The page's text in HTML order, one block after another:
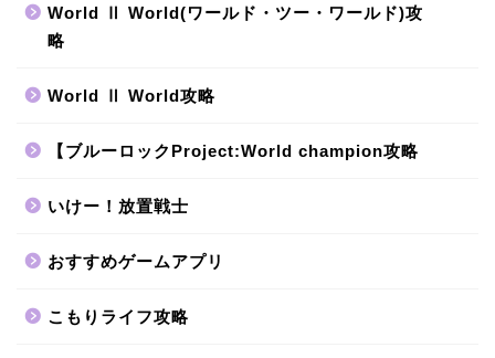
World Ⅱ World(ワールド・ツー・ワールド)攻
略
World Ⅱ World攻略
【ブルーロックProject:World champion攻略
いけー！放置戦士
おすすめゲームアプリ
こもりライフ攻略